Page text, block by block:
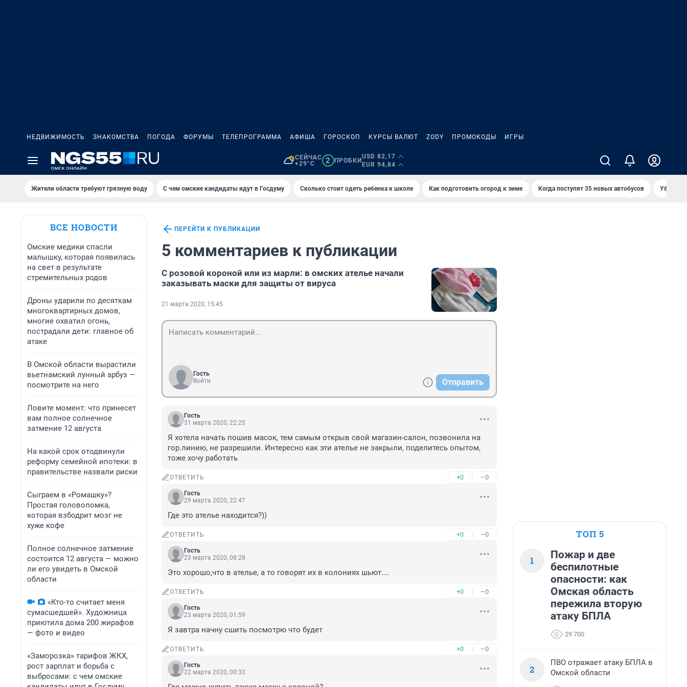
НЕДВИЖИМОСТЬ ЗНАКОМСТВА ПОГОДА ФОРУМЫ ТЕЛЕПРОГРАММА АФИША ГОРОСКОП КУРСЫ ВАЛЮТ ZODY ПРОМОКОДЫ ИГРЫ
СЕЙЧАС
+29°C
2 ПРОБКИ
USD 82,17
EUR 94,84
Жители области требуют грязную воду С чем омские кандидаты идут в Госдуму Сколько стоит одеть ребенка к школе Как подготовить огород к зиме Когда поступят 35 новых автобусов Убийца
ВСЕ НОВОСТИ
Омские медики спасли
малышку, которая появилась
на свет в результате
стремительных родов
Дроны ударили по десяткам
многоквартирных домов,
многие охватил огонь,
пострадали дети: главное об
атаке
В Омской области вырастили
вьетнамский лунный арбуз —
посмотрите на него
Ловите момент: что принесет
вам полное солнечное
затмение 12 августа
На какой срок отодвинули
реформу семейной ипотеки: в
правительстве назвали риски
Сыграем в «Ромашку»?
Простая головоломка,
которая взбодрит мозг не
хуже кофе
Полное солнечное затмение
состоится 12 августа — можно
ли его увидеть в Омской
области
«Кто-то считает меня
сумасшедшей». Художница
приютила дома 200 жирафов
— фото и видео
«Заморозка» тарифов ЖКХ,
рост зарплат и борьба с
выбросами: с чем омские
ПЕРЕЙТИ К ПУБЛИКАЦИИ
5 комментариев к публикации
С розовой короной или из марли: в омских ателье начали
заказывать маски для защиты от вируса
21 марта 2020, 15:45
Гость
Войти
Отправить
Гость
31 марта 2020, 22:25
Я хотела начать пошив масок, тем самым открыв свой магазин-салон, позвонила на
гор.линию, не разрешили. Интересно как эти ателье не закрыли, поделитесь опытом,
тоже хочу работать
ОТВЕТИТЬ +0 –0
Гость
29 марта 2020, 22:47
Где это ателье находится?))
ОТВЕТИТЬ +0 –0
Гость
23 марта 2020, 08:28
Это хорошо,что в ателье, а то говорят их в колониях шьют....
ОТВЕТИТЬ +0 –0
Гость
23 марта 2020, 01:59
Я завтра начну сшить посмотрю что будет
ОТВЕТИТЬ +0 –0
Гость
22 марта 2020, 00:33
ТОП 5
1
Пожар и две
беспилотные
опасности: как
Омская область
пережила вторую
атаку БПЛА
29 700
2
ПВО отражает атаку БПЛА в
Омской области